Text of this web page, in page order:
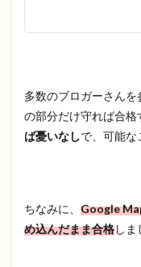
多数のブロガーさん
の部分だけ守れば合格
ば憂いなしで、可能な
ちなみに、 Google
め込んだまま合格しま